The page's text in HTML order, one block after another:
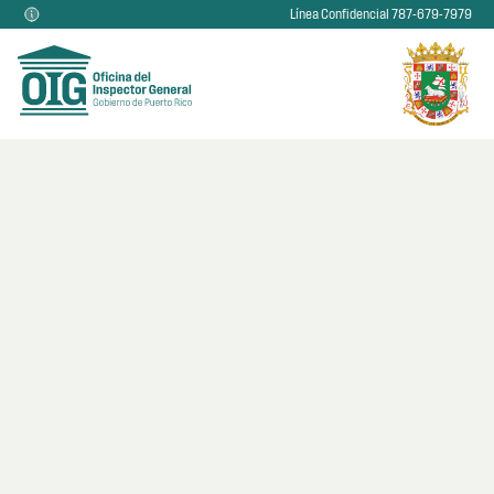
Línea Confidencial 787-679-7979